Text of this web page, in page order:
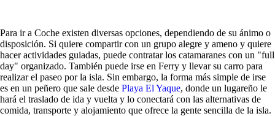
Para ir a Coche existen diversas opciones, dependiendo de su ánimo o
disposición. Si quiere compartir con un grupo alegre y ameno y quiere
hacer actividades guiadas, puede contratar los catamaranes con un "full
day" organizado. También puede irse en Ferry y llevar su carro para
realizar el paseo por la isla. Sin embargo, la forma más simple de irse
es en un peñero que sale desde Playa El Yaque, donde un lugareño le
hará el traslado de ida y vuelta y lo conectará con las alternativas de
comida, transporte y alojamiento que ofrece la gente sencilla de la isla.